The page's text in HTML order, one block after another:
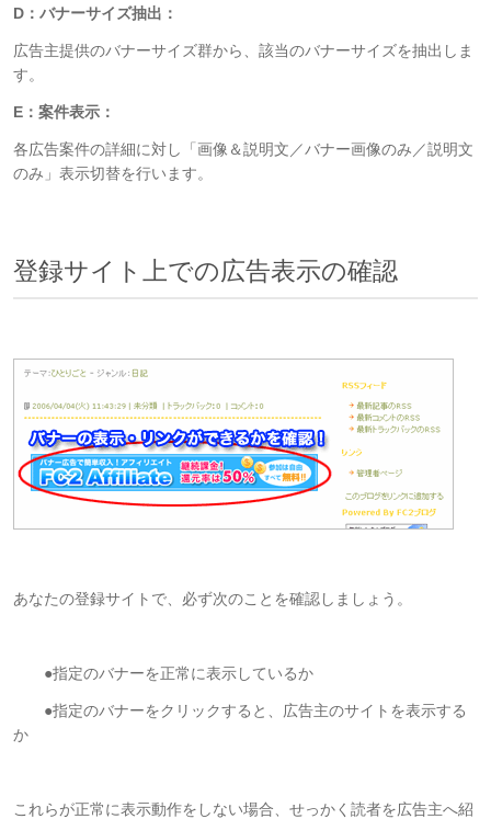
D：バナーサイズ抽出：
広告主提供のバナーサイズ群から、該当のバナーサイズを抽出しま
す。
E：案件表示：
各広告案件の詳細に対し「画像＆説明文／バナー画像のみ／説明文
のみ」表示切替を行います。
登録サイト上での広告表示の確認
あなたの登録サイトで、必ず次のことを確認しましょう。
●指定のバナーを正常に表示しているか
●指定のバナーをクリックすると、広告主のサイトを表示する
か
これらが正常に表示動作をしない場合、せっかく読者を広告主へ紹